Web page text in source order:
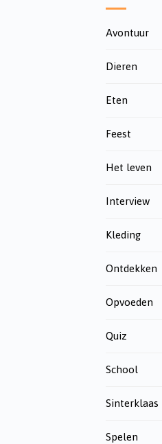
Avontuur
Dieren
Eten
Feest
Het leven
Interview
Kleding
Ontdekken
Opvoeden
Quiz
School
Sinterklaas
Spelen